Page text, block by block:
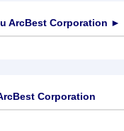
ArcBest Corporation ►
Corporation